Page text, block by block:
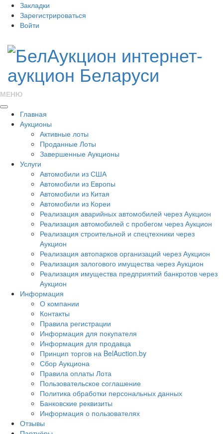
Закладки
Зарегистрироваться
Войти
МЕНЮ
Главная
Аукционы
Активные лоты
Проданные Лоты
Завершенные Аукционы
Услуги
Автомобили из США
Автомобили из Европы
Автомобили из Китая
Автомобили из Кореи
Реализация аварийных автомобилей через Аукцион
Реализация автомобилей с пробегом через Аукцион
Реализация строительной и спецтехники через
Аукцион
Реализация автопарков организаций через Аукцион
Реализация залогового имущества через Аукцион
Реализация имущества предприятий банкротов через
Аукцион
Информация
О компании
Контакты
Правила регистрации
Информация для покупателя
Информация для продавца
Принцип торгов на BelAuction.by
Сбор Аукциона
Правила оплаты Лота
Пользовательское соглашение
Политика обработки персональных данных
Банковские реквизиты
Информация о пользователях
Отзывы